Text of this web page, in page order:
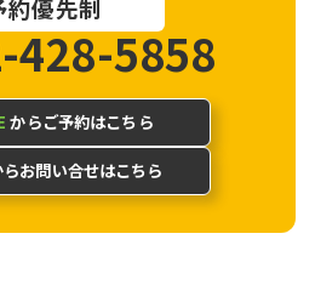
約優先制
428-5858
からご予約はこちら
お問い合せはこちら